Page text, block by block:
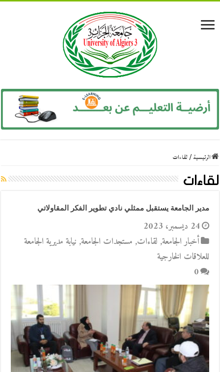
الرئيسية/لقاءات
لقاءات
مدير الجامعة يستقبل ممثلي نادي تطوير الفكر المقاولاتي
24 ديسمبر، 2023
أخبار الجامعة, لقاءات, مستجدات الجامعة, نيابة مديرية الجامعة
للعلاقات الخارجية
0